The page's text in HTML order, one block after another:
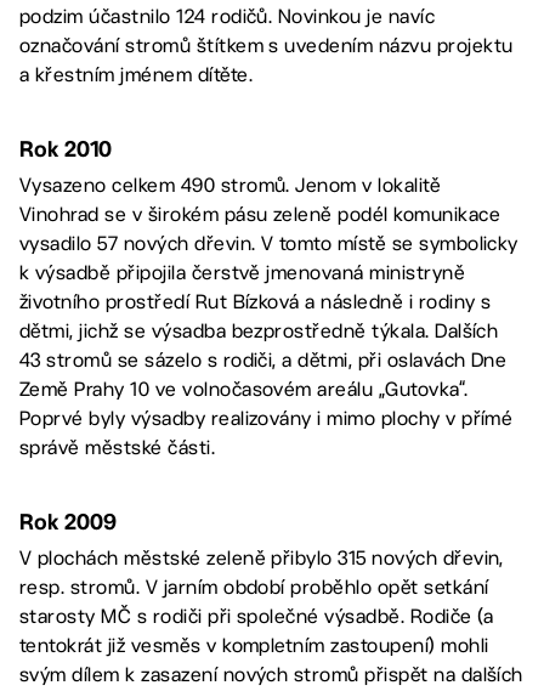
podzim účastnilo 124 rodičů. Novinkou je navíc
označování stromů štítkem s uvedením názvu projektu
a křestním jménem dítěte.
Rok 2010
Vysazeno celkem 490 stromů. Jenom v lokalitě
Vinohrad se v širokém pásu zeleně podél komunikace
vysadilo 57 nových dřevin. V tomto místě se symbolicky
k výsadbě připojila čerstvě jmenovaná ministryně
životního prostředí Rut Bízková a následně i rodiny s
dětmi, jichž se výsadba bezprostředně týkala. Dalších
43 stromů se sázelo s rodiči, a dětmi, při oslavách Dne
Země Prahy 10 ve volnočasovém areálu „Gutovka“.
Poprvé byly výsadby realizovány i mimo plochy v přímé
správě městské části.
Rok 2009
V plochách městské zeleně přibylo 315 nových dřevin,
resp. stromů. V jarním období proběhlo opět setkání
starosty MČ s rodiči při společné výsadbě. Rodiče (a
tentokrát již vesměs v kompletním zastoupení) mohli
svým dílem k zasazení nových stromů přispět na dalších